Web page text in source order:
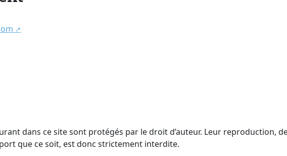
dans ce site sont protégés par le droit d’auteur. Leur reproduction,
que ce soit, est donc strictement interdite.